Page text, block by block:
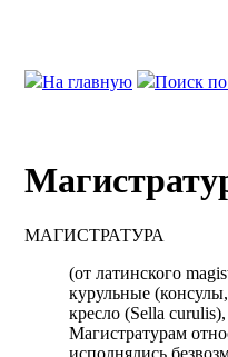
На главную Поиск
МАГИСТРАТУРА
(от латинского
курульные
кресло (Sella
Магистратурам
исполнялись